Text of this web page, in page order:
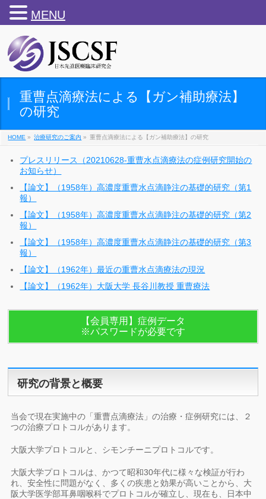
重曹点滴療法による【ガン補助療法】
の研究
HOME » 治療研究のご案内 » 重曹点滴療法による【ガン補助療法】の研究
プレスリリース（20210628-重曹水点滴療法の症例研究開始の
お知らせ）
【論文】（1958年）高濃度重曹水点滴静注の基礎的研究（第1
報）
【論文】（1958年）高濃度重曹水点滴静注の基礎的研究（第2
報）
【論文】（1958年）高濃度重曹水点滴静注の基礎的研究（第3
報）
【論文】（1962年）最近の重曹水点滴療法の現況
【論文】（1962年）大阪大学 長谷川教授 重曹療法
【会員専用】症例データ
※パスワードが必要です
研究の背景と概要
当会で現在実施中の「重曹点滴療法」の治療・症例研究には、２
つの治療プロトコルがあります。
大阪大学プロトコルと、シモンチーニプロトコルです。
大阪大学プロトコルは、かつて昭和30年代に様々な検証が行わ
れ、安全性に問題がなく、多くの疾患と効果が高いことから、大
阪大学医学部耳鼻咽喉科でプロトコルが確立し、現在も、日本中
MENU